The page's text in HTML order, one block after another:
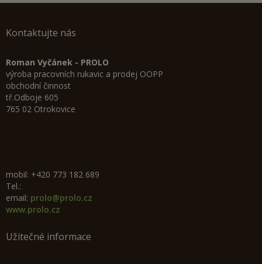
Kontaktujte nás
Roman Vyčánek - PROLO
výroba pracovních rukavic a prodej OOPP
obchodní činnost
tř.Odboje 605
765 02 Otrokovice
mobil: +420 773 182 689
Tel.:
email: prolo@prolo.cz
www.prolo.cz
Užitečné informace